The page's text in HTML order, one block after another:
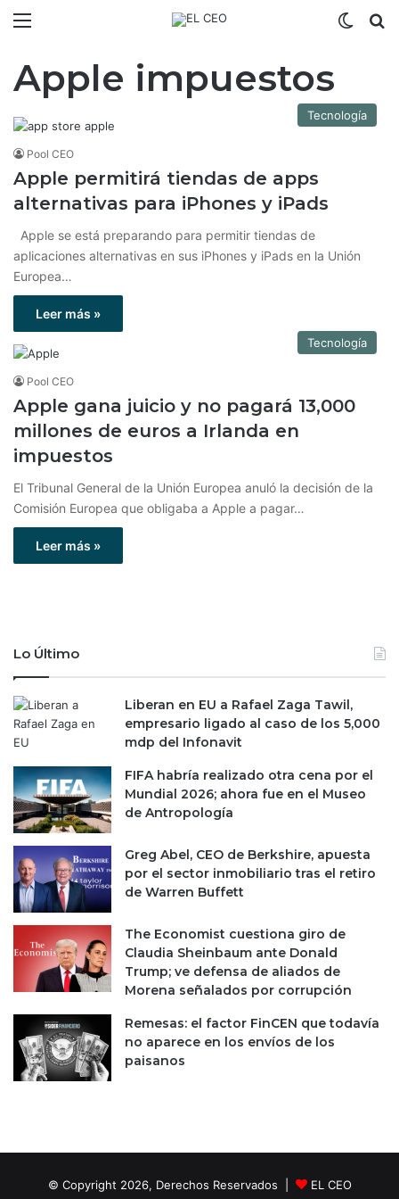
Apple impuestos
Tecnología
Pool CEO
Apple permitirá tiendas de apps
alternativas para iPhones y iPads
Apple se está preparando para permitir tiendas de
aplicaciones alternativas en sus iPhones y iPads en la Unión
Europea…
Leer más »
Tecnología
Pool CEO
Apple gana juicio y no pagará 13,000
millones de euros a Irlanda en
impuestos
El Tribunal General de la Unión Europea anuló la decisión de la
Comisión Europea que obligaba a Apple a pagar…
Leer más »
Lo Último
Liberan en EU a Rafael Zaga Tawil,
empresario ligado al caso de los 5,000
mdp del Infonavit
FIFA habría realizado otra cena por el
Mundial 2026; ahora fue en el Museo
de Antropología
Greg Abel, CEO de Berkshire, apuesta
por el sector inmobiliario tras el retiro
de Warren Buffett
The Economist cuestiona giro de
Claudia Sheinbaum ante Donald
Trump; ve defensa de aliados de
Morena señalados por corrupción
Remesas: el factor FinCEN que todavía
no aparece en los envíos de los
paisanos
© Copyright 2026, Derechos Reservados | EL CEO